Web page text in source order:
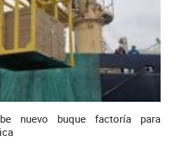
nuevo buque factoría para